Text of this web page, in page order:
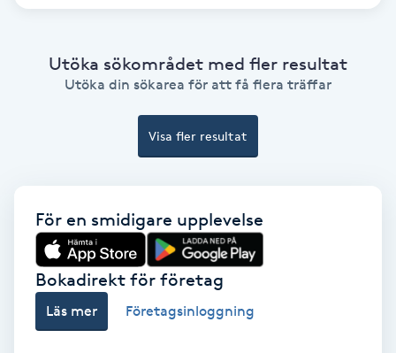
Fransförlängning
Fransförlängning Megavolym
Fransk manikyr
Fransrengöring
Frekvensterapi
Utöka sökområdet med fler resultat
Utöka din sökarea för att få flera träffar
Visa fler resultat
För en smidigare upplevelse
Bokadirekt för företag
Läs mer Företagsinloggning